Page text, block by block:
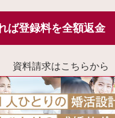
ば登録料を全額返金
資料請求はこちらから